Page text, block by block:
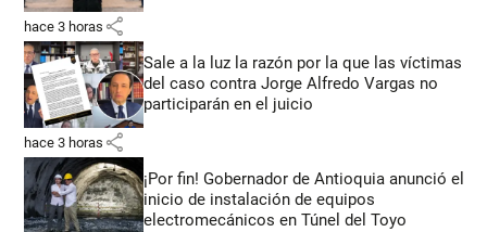
hace 3 horas share
Sale a la luz la razón por la que las víctimas
del caso contra Jorge Alfredo Vargas no
participarán en el juicio
hace 3 horas share
¡Por fin! Gobernador de Antioquia anunció el
inicio de instalación de equipos
electromecánicos en Túnel del Toyo